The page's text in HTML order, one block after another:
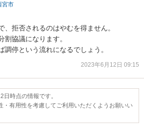
宮市
、拒否されるのはやむを得ません。
割協議になります。
調停という流れになるでしょう。
2023年6月12日 09:15
時点の情報です。
・有用性を考慮してご利用いただくようお願いい